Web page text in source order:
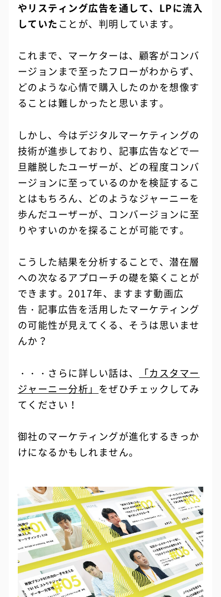
やリスティング広告を通して、LPに流入
していた ことが、判明しています。
これまで、マーケターは、顧客がコンバ
ージョンまで至ったフローがわからず、
どのような心情で購入したのかを想像す
ることは難しかったと思います。
しかし、今はデジタルマーケティングの
技術が進歩しており、記事広告などで一
旦離脱したユーザーが、どの程度コンバ
ージョンに至っているのかを検証するこ
とはもちろん、どのようなジャーニーを
歩んだユーザーが、コンバージョンに至
りやすいのかを探ることが可能です。
こうした結果を分析することで、潜在層
への次なるアプローチの礎を築くことが
できます。2017年、ますます動画広
告・記事広告を活用したマーケティング
の可能性が見えてくる、そうは思いませ
んか？
・・・さらに詳しい話は、
「カスタマー
ジャーニー分析」 をぜひチェックしてみ
てください！
御社のマーケティングが進化するきっか
けになるかもしれません。